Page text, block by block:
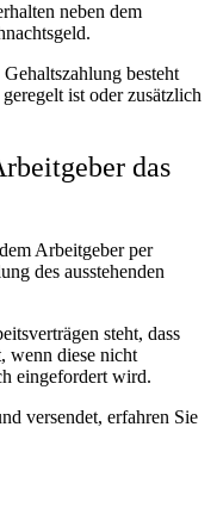
neben dem
besteht
ist oder zusätzlich
das
Arbeitgeber per
des ausstehenden
steht, dass
wenn diese nicht
eingefordert wird.
versendet, erfahren Sie